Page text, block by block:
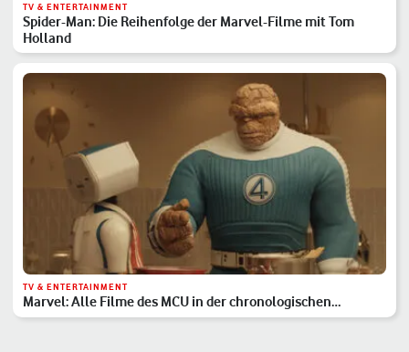
TV & ENTERTAINMENT
Spider-Man: Die Reihenfolge der Marvel-Filme mit Tom
Holland
TV & ENTERTAINMENT
Marvel: Alle Filme des MCU in der chronologischen
Reihenfolge